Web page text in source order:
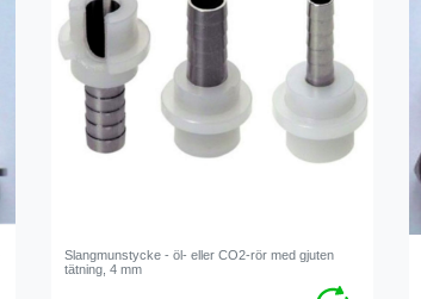
Slangmunstycke - öl- eller CО2-rör med gjuten
tätning, 4 mm